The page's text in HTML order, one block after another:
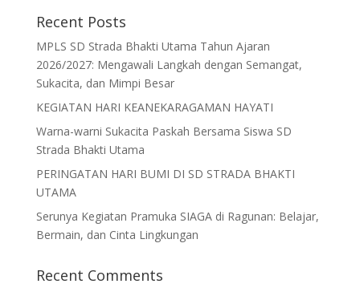
Recent Posts
MPLS SD Strada Bhakti Utama Tahun Ajaran
2026/2027: Mengawali Langkah dengan Semangat,
Sukacita, dan Mimpi Besar
KEGIATAN HARI KEANEKARAGAMAN HAYATI
Warna-warni Sukacita Paskah Bersama Siswa SD
Strada Bhakti Utama
PERINGATAN HARI BUMI DI SD STRADA BHAKTI
UTAMA
Serunya Kegiatan Pramuka SIAGA di Ragunan: Belajar,
Bermain, dan Cinta Lingkungan
Recent Comments